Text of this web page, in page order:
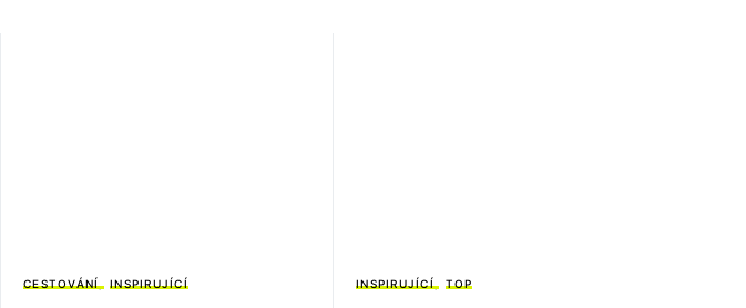
CESTOVÁNÍ INSPIRUJÍCÍ INSPIRUJÍCÍ TOP